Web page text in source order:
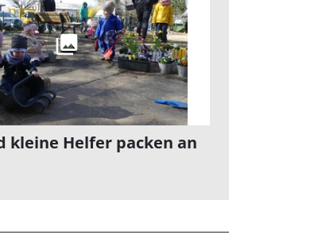
kleine Helfer packen an